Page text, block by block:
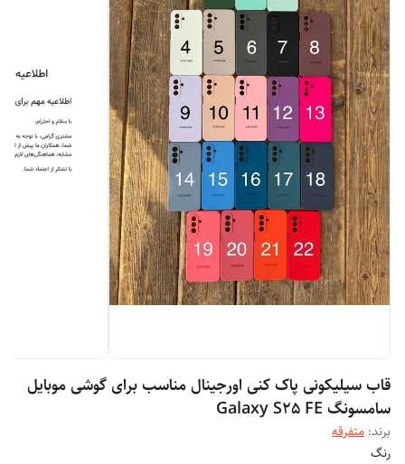
قاب سیلیکونی پاک کنی اورجینال مناسب برای گوشی موبایل
سامسونگ Galaxy S25 FE
برند: متفرقه
رنگ